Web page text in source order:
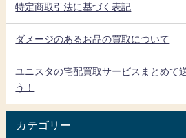
特定商取引法に基づく表記
ダメージのあるお品の買取について
ユニスタの宅配買取サービスまとめて
う！
カテゴリー